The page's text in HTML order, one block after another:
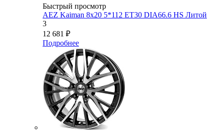
Быстрый просмотр
AEZ Kaiman 8x20 5*112 ET30 DIA66.6 HS Литой
3
12 681 ₽
Подробнее